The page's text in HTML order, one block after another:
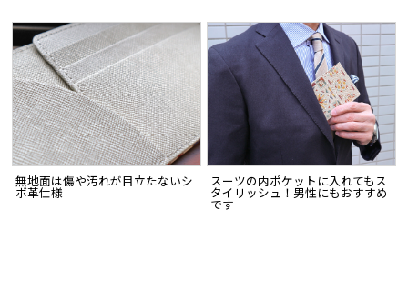
無地面は傷や汚れが目立たないシ
ボ革仕様
スーツの内ポケットに入れてもス
タイリッシュ！男性にもおすすめ
です